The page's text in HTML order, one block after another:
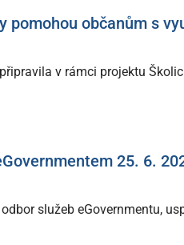
pomohou občanům s
v rámci projektu
25. 6.
služeb eGovernmentu,